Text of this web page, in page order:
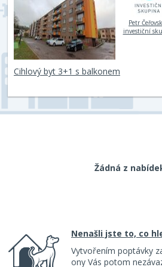
Petr
investiční
Cihlový byt 3+1 s balkonem
Žádná z
Nenašli jste to, co
Vytvořením poptávky
ony Vás potom